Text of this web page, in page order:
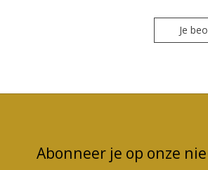
Je
Abonneer je op onze